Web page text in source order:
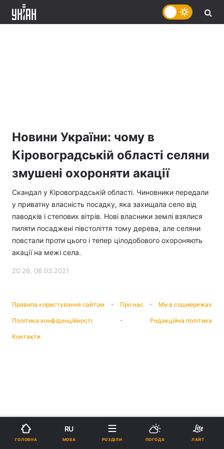
Новини України: чому в
Кіровоградській області селяни
змушені охороняти акації
Скандал у Кіровоградській області. Чиновники передали
у приватну власність посадку, яка захищала село від
паводків і степових вітрів. Нові власники землі взялися
пиляти посаджені півстоліття тому дерева, але селяни
повстали проти цього і тепер цілодобового охороняють
акації на межі села.
20:26, 06.03.2021
Правила користування сайтом Про нас Ми в соцмережах
Політика конфіденційності Редакційна політика
Контакти
ГОЛОВНА
RU
МОВА РОЗДІЛИ ПОГОДА ЛАЙТ